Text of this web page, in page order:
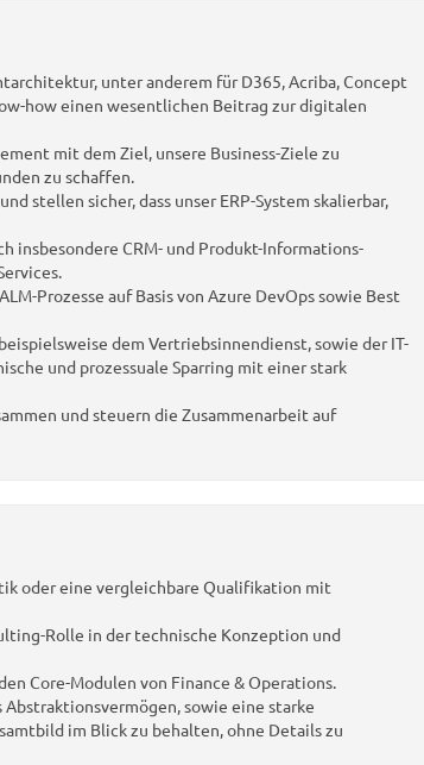
unter anderem für D365, Acriba, Concept
how einen wesentlichen Beitrag zur digitalen
mit dem Ziel, unsere Business-Ziele zu
zu schaffen.
stellen sicher, dass unser ERP-System skalierbar,
insbesondere CRM- und Produkt-Informations-
Prozesse auf Basis von Azure DevOps sowie Best
dem Vertriebsinnendienst, sowie der IT-
und prozessuale Sparring mit einer stark
und steuern die Zusammenarbeit auf
oder eine vergleichbare Qualifikation mit
Rolle in der technische Konzeption und
Core-Modulen von Finance & Operations.
sowie eine starke
im Blick zu behalten, ohne Details zu